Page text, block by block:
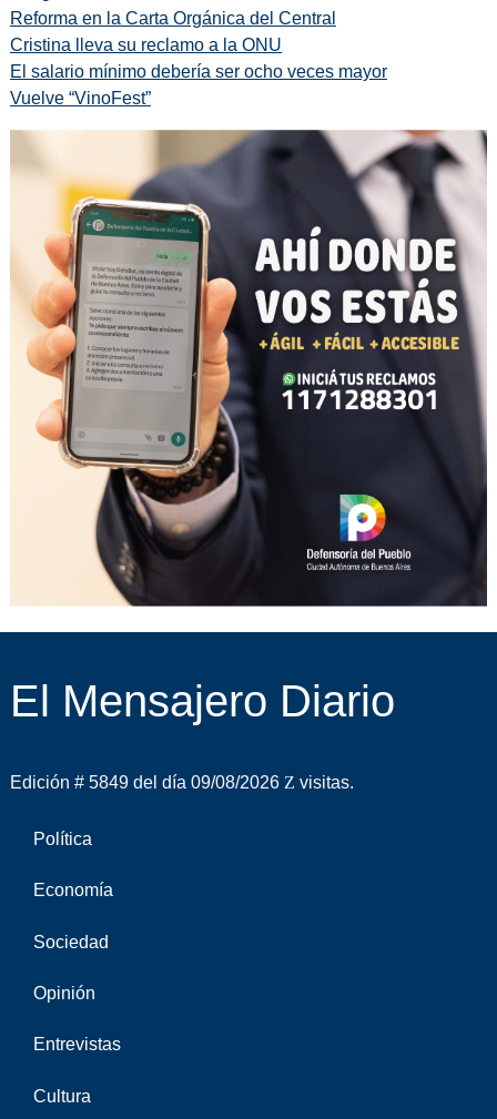
Reforma en la Carta Orgánica del Central
Cristina lleva su reclamo a la ONU
El salario mínimo debería ser ocho veces mayor
Vuelve “VinoFest”
El Mensajero Diario
Edición # 5849 del día 09/08/2026 visitas.
Política
Economía
Sociedad
Opinión
Entrevistas
Cultura